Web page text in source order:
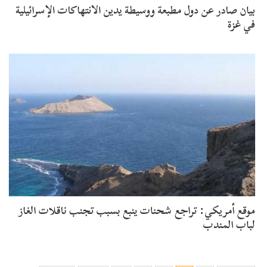
بيان صادر عن دول مطبعة ووسيطة يدين الانتهاكات الإسرائيلية
في غزة
موقع أمريكي: تراجع شحنات ينبع بسبب تجنب ناقلات الغاز
لباب المندب